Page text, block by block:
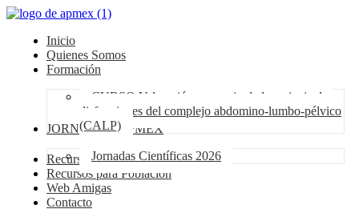
Inicio
Quienes Somos
Formación
CURSO Valoración y manejo de las principales
disfunciones del complejo abdomino-lumbo-pélvico
(CALP)
JORNADAS APMEX
Jornadas Científicas 2026
Recursos para socias
Recursos para Población
Web Amigas
Contacto